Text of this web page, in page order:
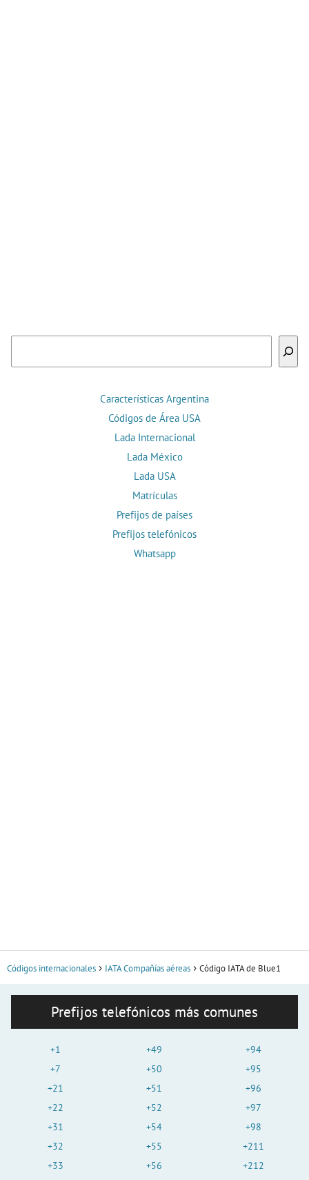
Características Argentina
Códigos de Área USA
Lada Internacional
Lada México
Lada USA
Matrículas
Prefijos de países
Prefijos telefónicos
Whatsapp
Códigos internacionales IATA Compañías aéreas Código IATA de Blue1
Prefijos telefónicos más comunes
+1
+7
+21
+22
+31
+32
+33
+49
+50
+51
+52
+54
+55
+56
+94
+95
+96
+97
+98
+211
+212